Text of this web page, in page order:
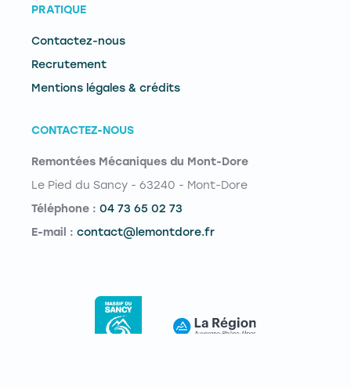
PRATIQUE
Contactez-nous
Recrutement
Mentions légales & crédits
CONTACTEZ-NOUS
Remontées Mécaniques du Mont-Dore
Le Pied du Sancy - 63240 - Mont-Dore
Téléphone : 04 73 65 02 73
E-mail : contact@lemontdore.fr